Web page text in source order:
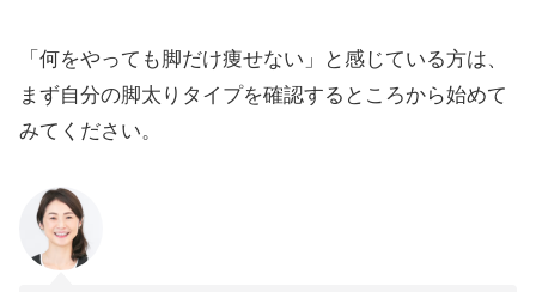
「何をやっても脚だけ痩せない」と感じている方は、
まず自分の脚太りタイプを確認するところから始めて
みてください。